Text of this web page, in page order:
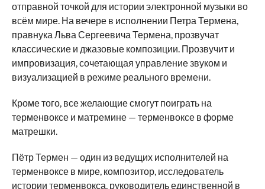
отправной точкой для истории электронной музыки во
всём мире. На вечере в исполнении Петра Термена,
правнука Льва Сергеевича Термена, прозвучат
классические и джазовые композиции. Прозвучит и
импровизация, сочетающая управление звуком и
визуализацией в режиме реального времени.
Кроме того, все желающие смогут поиграть на
терменвоксе и матремине — терменвоксе в форме
матрешки.
Пётр Термен — один из ведущих исполнителей на
терменвоксе в мире, композитор, исследователь
истории терменвокса, руководитель единственной в